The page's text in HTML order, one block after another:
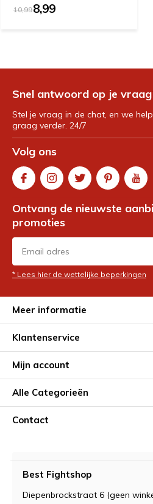
10,998,99
Snel antwoord op je
Stel je vraag in de chat, en we
graag verder. 24/7
Volg ons
Ontvang de nieuwste
promoties
* Lees hier de wettelijke beperkingen
Meer informatie
Klantenservice
Mijn account
Alle Categorieën
Contact
Best Fightshop
Diepenbrockstraat 6 (geen